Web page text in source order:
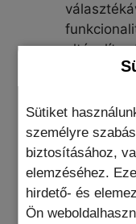
Sütiket
személyre
biztosításához,
elemzéséhez.
hirdető- és
Ön
műszál
szilikon
kedvenc
esély az